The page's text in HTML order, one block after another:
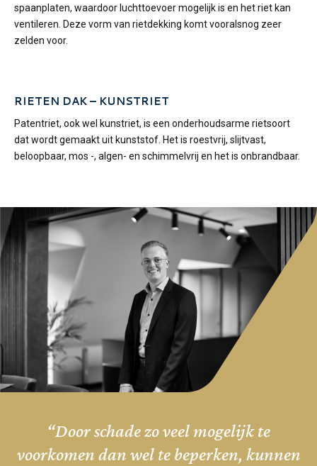
spaanplaten, waardoor luchttoevoer mogelijk is en het riet kan
ventileren. Deze vorm van rietdekking komt vooralsnog zeer
zelden voor.
RIETEN DAK – KUNSTRIET
Patentriet, ook wel kunstriet, is een onderhoudsarme rietsoort
dat wordt gemaakt uit kunststof. Het is roestvrij, slijtvast,
beloopbaar, mos -, algen- en schimmelvrij en het is onbrandbaar.
“Door schade zo veel mogelijk te
voorkomen dan wel te beperken, kunnen